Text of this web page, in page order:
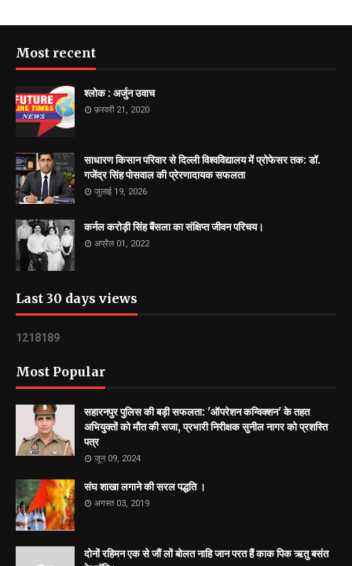
Most recent
श्लोक : अर्जुन उवाच
फ़रवरी 21, 2020
साधारण किसान परिवार से दिल्ली विश्वविद्यालय में प्रोफेसर तक: डॉ.
गजेंद्र सिंह पोसवाल की प्रेरणादायक सफलता
जुलाई 19, 2026
कर्नल करोड़ी सिंह बैंसला का संक्षिप्त जीवन परिचय।
अप्रैल 01, 2022
Last 30 days views
1 21 81 89
Most Popular
सहारनपुर पुलिस की बड़ी सफलता: 'ऑपरेशन कन्विक्शन' के तहत
अभियुक्तों को मौत की सजा, प्रभारी निरीक्षक सुनील नागर को प्रशस्ति
पत्र
जून 09, 2024
संघ शाखा लगाने की सरल पद्धति ।
अगस्त 03, 2019
दोनों रहिमन एक से जौं लों बोलत नाहि जान परत हैं काक पिक ऋतु बसंत